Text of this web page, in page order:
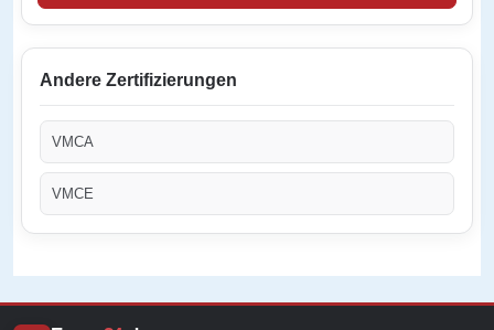
Andere Zertifizierungen
VMCA
VMCE